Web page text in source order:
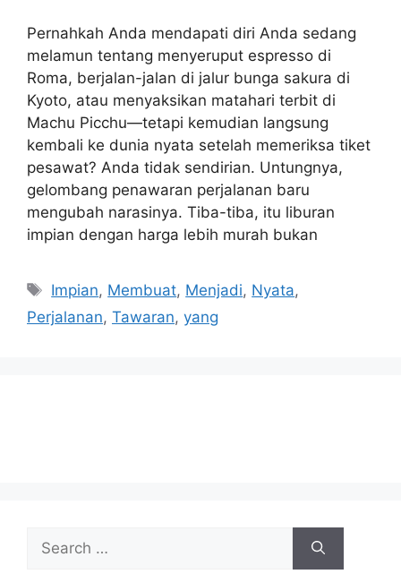
Pernahkah Anda mendapati diri Anda sedang
melamun tentang menyeruput espresso di
Roma, berjalan-jalan di jalur bunga sakura di
Kyoto, atau menyaksikan matahari terbit di
Machu Picchu—tetapi kemudian langsung
kembali ke dunia nyata setelah memeriksa tiket
pesawat? Anda tidak sendirian. Untungnya,
gelombang penawaran perjalanan baru
mengubah narasinya. Tiba-tiba, itu liburan
impian dengan harga lebih murah bukan
Tags
Impian, Membuat, Menjadi, Nyata,
Perjalanan, Tawaran, yang
Search
for: